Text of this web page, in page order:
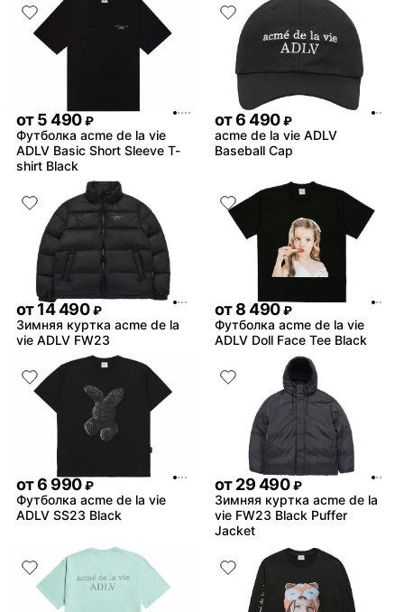
от5 490 ₽
Футболка acme de la vie
ADLV Basic Short Sleeve T-
shirt Black
от6 490 ₽
acme de la vie ADLV
Baseball Cap
от14 490 ₽
Зимняя куртка acme de la
vie ADLV FW23
от8 490 ₽
Футболка acme de la vie
ADLV Doll Face Tee Black
от6 990 ₽
Футболка acme de la vie
ADLV SS23 Black
от29 490 ₽
Зимняя куртка acme de la
vie FW23 Black Puffer
Jacket